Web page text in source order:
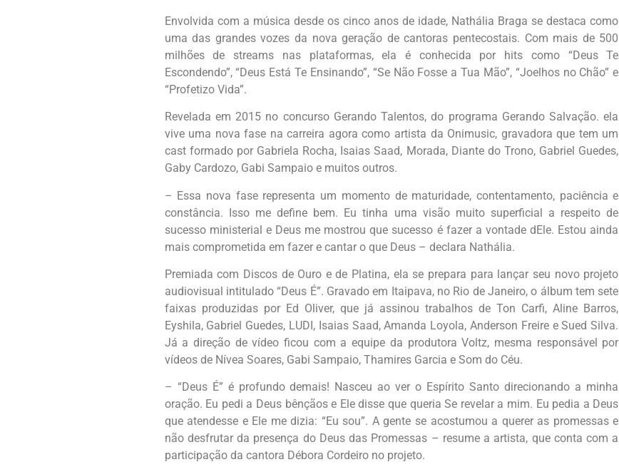
Envolvida com a música desde os cinco anos de idade, Nathália Braga se destaca como
uma das grandes vozes da nova geração de cantoras pentecostais. Com mais de 500
milhões de streams nas plataformas, ela é conhecida por hits como “Deus Te
Escondendo”, “Deus Está Te Ensinando”, “Se Não Fosse a Tua Mão”, “Joelhos no Chão” e
“Profetizo Vida”.
Revelada em 2015 no concurso Gerando Talentos, do programa Gerando Salvação. ela
vive uma nova fase na carreira agora como artista da Onimusic, gravadora que tem um
cast formado por Gabriela Rocha, Isaias Saad, Morada, Diante do Trono, Gabriel Guedes,
Gaby Cardozo, Gabi Sampaio e muitos outros.
– Essa nova fase representa um momento de maturidade, contentamento, paciência e
constância. Isso me define bem. Eu tinha uma visão muito superficial a respeito de
sucesso ministerial e Deus me mostrou que sucesso é fazer a vontade dEle. Estou ainda
mais comprometida em fazer e cantar o que Deus – declara Nathália.
Premiada com Discos de Ouro e de Platina, ela se prepara para lançar seu novo projeto
audiovisual intitulado “Deus É”. Gravado em Itaipava, no Rio de Janeiro, o álbum tem sete
faixas produzidas por Ed Oliver, que já assinou trabalhos de Ton Carfi, Aline Barros,
Eyshila, Gabriel Guedes, LUDI, Isaias Saad, Amanda Loyola, Anderson Freire e Sued Silva.
Já a direção de vídeo ficou com a equipe da produtora Voltz, mesma responsável por
vídeos de Nívea Soares, Gabi Sampaio, Thamires Garcia e Som do Céu.
– “Deus É” é profundo demais! Nasceu ao ver o Espírito Santo direcionando a minha
oração. Eu pedi a Deus bênçãos e Ele disse que queria Se revelar a mim. Eu pedia a Deus
que atendesse e Ele me dizia: “Eu sou”. A gente se acostumou a querer as promessas e
não desfrutar da presença do Deus das Promessas – resume a artista, que conta com a
participação da cantora Débora Cordeiro no projeto.